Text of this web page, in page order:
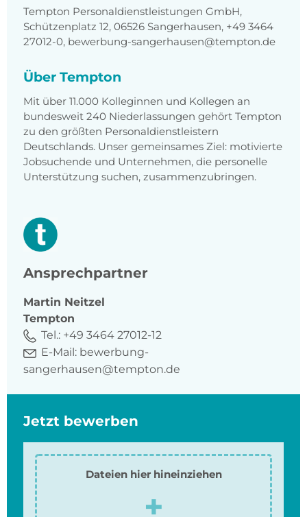
Tempton Personaldienstleistungen GmbH,
Schützenplatz 12, 06526 Sangerhausen, +49 3464
27012-0, bewerbung-sangerhausen@tempton.de
Über Tempton
Mit über 11.000 Kolleginnen und Kollegen an
bundesweit 240 Niederlassungen gehört Tempton
zu den größten Personaldienstleistern
Deutschlands. Unser gemeinsames Ziel: motivierte
Jobsuchende und Unternehmen, die personelle
Unterstützung suchen, zusammenzubringen.
Ansprechpartner
Martin Neitzel
Tempton
Tel.: +49 3464 27012-12
E-Mail: bewerbung-
sangerhausen@tempton.de
Jetzt bewerben
Dateien hier hineinziehen